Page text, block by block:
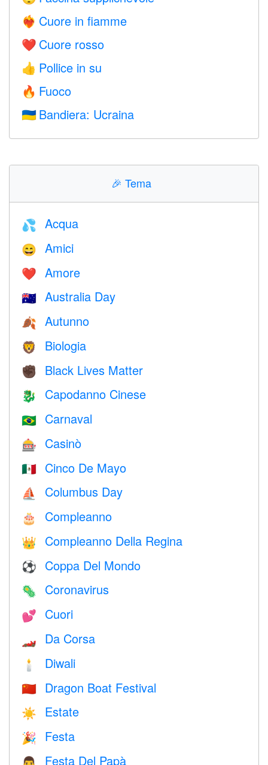
❤️‍🔥 Cuore in fiamme
❤️ Cuore rosso
👍 Pollice in su
🔥 Fuoco
🇺🇦 Bandiera: Ucraina
🎉 Tema
💦 Acqua
😄 Amici
❤️️ Amore
🇦🇺 Australia Day
🍂 Autunno
🦁 Biologia
✊🏿 Black Lives Matter
🐉 Capodanno Cinese
🇧🇷 Carnaval
🎰 Casinò
🇲🇽 Cinco De Mayo
⛵️ Columbus Day
🎂 Compleanno
👑 Compleanno Della Regina
⚽ Coppa Del Mondo
🦠 Coronavirus
💕 Cuori
🏎 Da Corsa
🕯 Diwali
🇨🇳 Dragon Boat Festival
☀️ Estate
🎉 Festa
Festa Del Papà